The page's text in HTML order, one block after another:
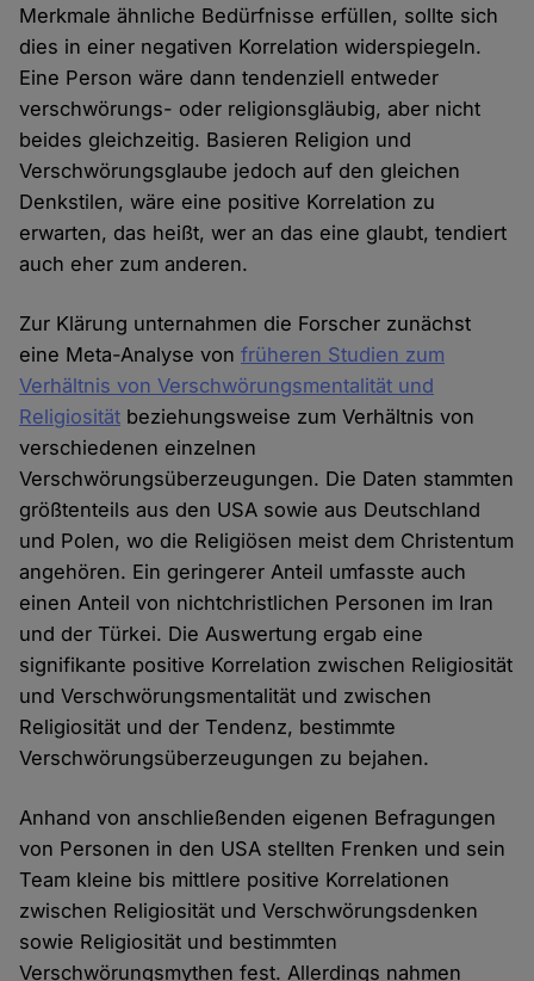
Merkmale ähnliche Bedürfnisse erfüllen, sollte sich
dies in einer negativen Korrelation widerspiegeln.
Eine Person wäre dann tendenziell entweder
verschwörungs- oder religionsgläubig, aber nicht
beides gleichzeitig. Basieren Religion und
Verschwörungsglaube jedoch auf den gleichen
Denkstilen, wäre eine positive Korrelation zu
erwarten, das heißt, wer an das eine glaubt, tendiert
auch eher zum anderen.
Zur Klärung unternahmen die Forscher zunächst
eine Meta-Analyse vonfrüheren Studien zum
Verhältnis von Verschwörungsmentalität und
Religiosität beziehungsweise zum Verhältnis von
verschiedenen einzelnen
Verschwörungsüberzeugungen. Die Daten stammten
größtenteils aus den USA sowie aus Deutschland
und Polen, wo die Religiösen meist dem Christentum
angehören. Ein geringerer Anteil umfasste auch
einen Anteil von nichtchristlichen Personen im Iran
und der Türkei. Die Auswertung ergab eine
signifikante positive Korrelation zwischen Religiosität
und Verschwörungsmentalität und zwischen
Religiosität und der Tendenz, bestimmte
Verschwörungsüberzeugungen zu bejahen.
Anhand von anschließenden eigenen Befragungen
von Personen in den USA stellten Frenken und sein
Team kleine bis mittlere positive Korrelationen
zwischen Religiosität und Verschwörungsdenken
sowie Religiosität und bestimmten
Verschwörungsmythen fest. Allerdings nahmen